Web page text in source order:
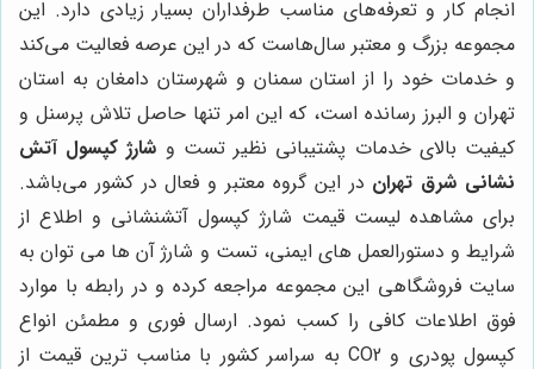
انجام کار و تعرفه‌های مناسب طرفداران بسیار زیادی دارد. این
مجموعه بزرگ و معتبر سال‌هاست که در این عرصه فعالیت می‌کند
و خدمات خود را از استان سمنان و شهرستان دامغان به استان
تهران و البرز رسانده است، که این امر تنها حاصل تلاش پرسنل و
کیفیت بالای خدمات پشتیبانی نظیر تست و شارژ کپسول آتش
نشانی شرق تهران در این گروه معتبر و فعال در کشور می‌باشد.
برای مشاهده لیست قیمت شارژ کپسول آتشنشانی و اطلاع از
شرایط و دستورالعمل های ایمنی، تست و شارژ آن ها می توان به
سایت فروشگاهی این مجموعه مراجعه کرده و در رابطه با موارد
فوق اطلاعات کافی را کسب نمود. ارسال فوری و مطمئن انواع
کپسول پودری و CO2 به سراسر کشور با مناسب ترین قیمت از